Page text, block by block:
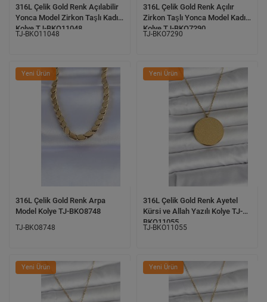
316L Çelik Gold Renk Açılabilir
Yonca Model Zirkon Taşlı Kadın
Kolye TJ-BKO11048
TJ-BKO11048
316L Çelik Gold Renk Açılır
Zirkon Taşlı Yonca Model Kadın
Kolye TJ-BKO7290
TJ-BKO7290
Yeni Ürün
316L Çelik Gold Renk Arpa
Model Kolye TJ-BKO8748
TJ-BKO8748
Yeni Ürün
316L Çelik Gold Renk Ayetel
Kürsi ve Allah Yazılı Kolye TJ-
BKO11055
TJ-BKO11055
Yeni Ürün Yeni Ürün